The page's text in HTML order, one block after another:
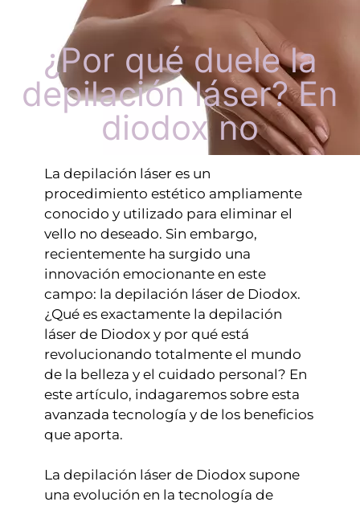
¿Por qué duele la
depilación láser? En
diodox no
La depilación láser es un
procedimiento estético ampliamente
conocido y utilizado para eliminar el
vello no deseado. Sin embargo,
recientemente ha surgido una
innovación emocionante en este
campo: la depilación láser de Diodox.
¿Qué es exactamente la depilación
láser de Diodox y por qué está
revolucionando totalmente el mundo
de la belleza y el cuidado personal? En
este artículo, indagaremos sobre esta
avanzada tecnología y de los beneficios
que aporta.
La depilación láser de Diodox supone
una evolución en la tecnología de